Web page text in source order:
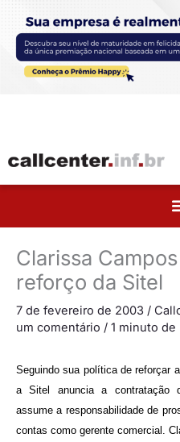
conteúdo
Clarissa
reforço da Sitel
7 de fevereiro de 2003 /
um comentário / 1 minuto de
Seguindo sua política de reforçar
a Sitel anuncia a contratação
assume a responsabilidade de
contas como gerente comercial.